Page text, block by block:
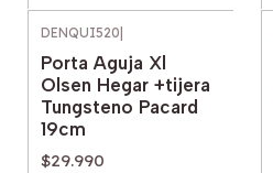
DENQUI520
Porta Aguja Xl
Olsen Hegar +tijera
Tungsteno Pacard
19cm
$29.990